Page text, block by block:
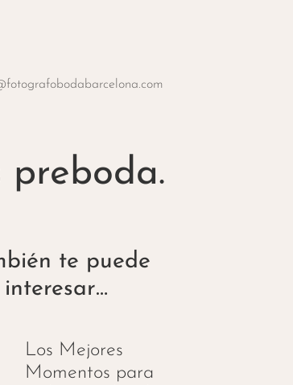
preboda.
te puede
interesar…
Los Mejores
Momentos para